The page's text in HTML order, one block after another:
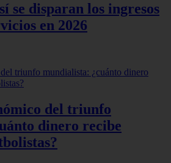
se disparan los ingresos
en 2026
del triunfo
dinero recibe